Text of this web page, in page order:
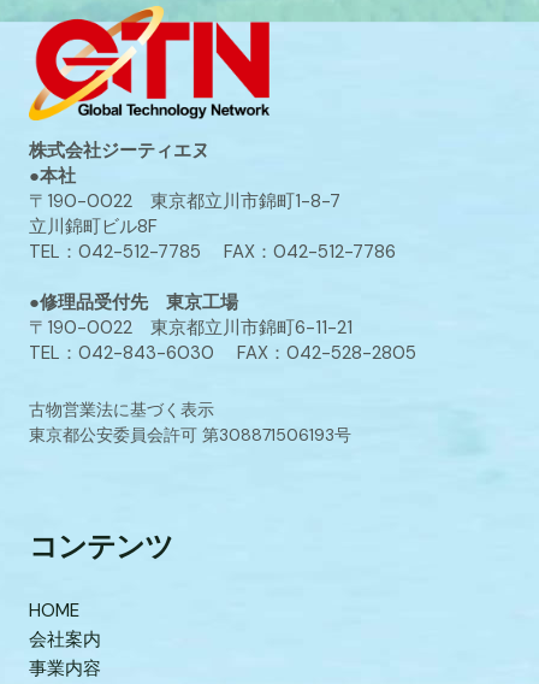
株式会社ジーティエヌ
●本社
〒190-0022 東京都立川市錦町1-8-7
立川錦町ビル8F
TEL：042-512-7785 FAX：042-512-7786
●修理品受付先 東京工場
〒190-0022 東京都立川市錦町6-11-21
TEL：042-843-6030 FAX：042-528-2805
古物営業法に基づく表示
東京都公安委員会許可 第308871506193号
コンテンツ
HOME
会社案内
事業内容